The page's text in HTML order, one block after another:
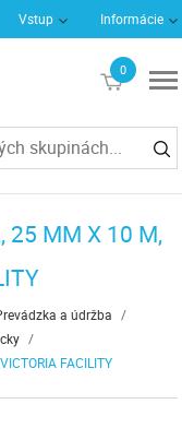
Vstup Informácie
0
€0
25 MM X 10 M,
a údržba /
/
FACILITY